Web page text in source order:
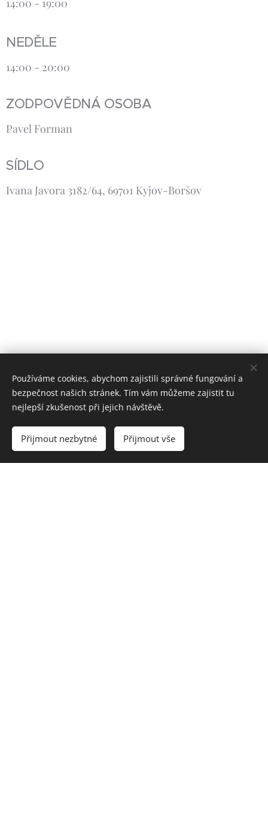
14:00 - 19:00
NEDĚLE
14:00 - 20:00
ZODPOVĚDNÁ OSOBA
Pavel Forman
SÍDLO
Ivana Javora 3182/64, 69701 Kyjov-Boršov
Používáme cookies, abychom zajistili správné fungování a
bezpečnost našich stránek. Tím vám můžeme zajistit tu
nejlepší zkušenost při jejich návštěvě.
Přijmout nezbytné Přijmout vše